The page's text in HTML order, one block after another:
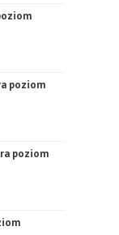
poziom
poziom